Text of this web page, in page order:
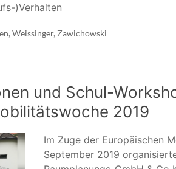
)Verhalten
, Weissinger, Zawichowski
und Schul-
2019
Im Zuge der Europäischen
September 2019